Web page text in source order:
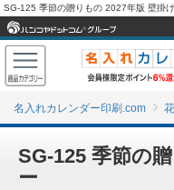
名入れカレンダー印刷.com
SG-125 季節の
ー